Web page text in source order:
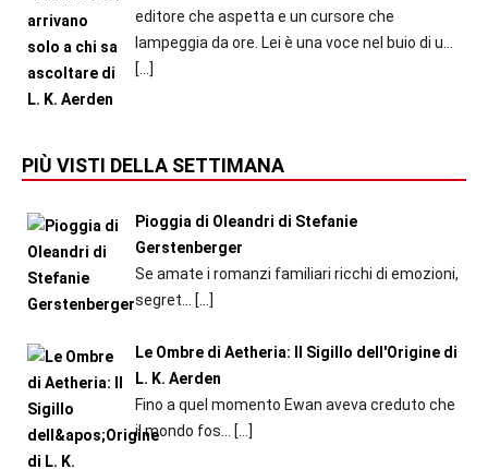
editore che aspetta e un cursore che
lampeggia da ore. Lei è una voce nel buio di u...
[…]
PIÙ VISTI DELLA SETTIMANA
Pioggia di Oleandri di Stefanie
Gerstenberger
Se amate i romanzi familiari ricchi di emozioni,
segret...
[…]
Le Ombre di Aetheria: Il Sigillo dell'Origine di
L. K. Aerden
Fino a quel momento Ewan aveva creduto che
il mondo fos... […]